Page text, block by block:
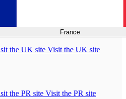
France
Visit the UK site
Visit the PR site